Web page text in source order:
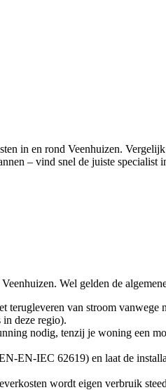
in en rond Veenhuizen.
– vind snel de juiste specialist
Wel gelden de
van stroom
deze regio).
nodig, tenzij je woning een
EN-IEC 62619) en laat de
wordt eigen verbruik